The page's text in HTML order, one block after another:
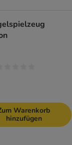
Warenkorb
hinzufügen